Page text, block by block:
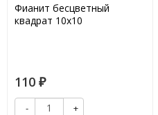
Фианит бесцветный
квадрат 10х10
110 ₽
-
+